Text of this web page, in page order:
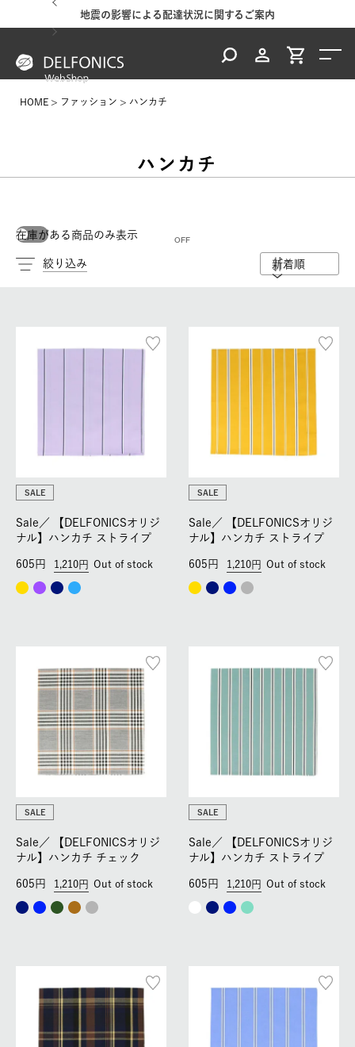
地震の影響による配達状況に関するご案内
HOME ファッション ハンカチ
ハンカチ
在庫がある商品のみ表示
絞り込み 新着順
SALE
Sale／
【DELFONICSオリジ
ナル】ハンカチ ストライプ
1,210
605 Out of stock
SALE
Sale／
【DELFONICSオリジ
ナル】ハンカチ ストライプ
1,210
605 Out of stock
SALE
Sale／
【DELFONICSオリジ
ナル】ハンカチ チェック
1,210
605 Out of stock
SALE
Sale／
【DELFONICSオリジ
ナル】ハンカチ ストライプ
1,210
605 Out of stock